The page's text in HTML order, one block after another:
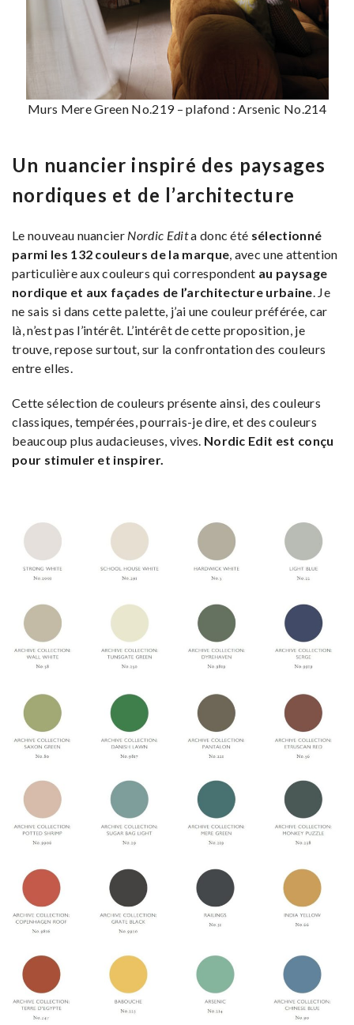
Murs Mere Green No.219 – plafond : Arsenic No.214
Un nuancier inspiré des paysages
nordiques et de l’architecture
Le nouveau nuancier Nordic Edita donc été sélectionné
parmi les 132 couleurs de la marque, avec une attention
particulière aux couleurs qui correspondent au paysage
nordique et aux façades de l’architecture urbaine. Je
ne sais si dans cette palette, j’ai une couleur préférée, car
là, n’est pas l’intérêt. L’intérêt de cette proposition, je
trouve, repose surtout, sur la confrontation des couleurs
entre elles.
Cette sélection de couleurs présente ainsi, des couleurs
classiques, tempérées, pourrais-je dire, et des couleurs
beaucoup plus audacieuses, vives. Nordic Edit est conçu
pour stimuler et inspirer.